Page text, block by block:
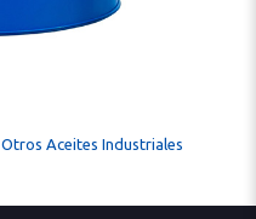
Otros Aceites Industriales